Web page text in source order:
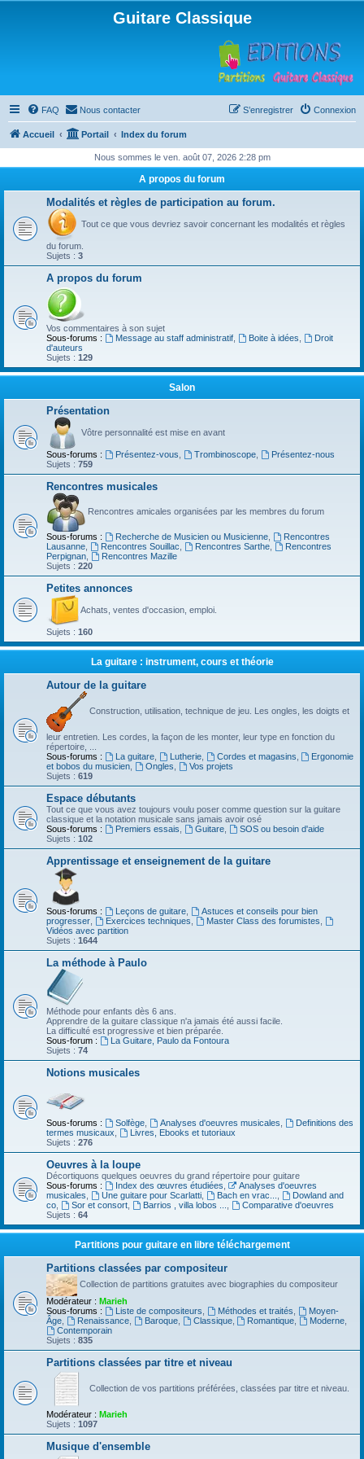
Guitare Classique
FAQ Nous contacter Connexion
S’enregistrer
Accueil Portail Index du forum
Nous sommes le ven. août 07, 2026 2:28 pm
A propos du forum
Modalités et règles de participation au forum.
Tout ce que vous devriez savoir concernant les modalités et règles
du forum.
Sujets : 3
A propos du forum
Vos commentaires à son sujet
Sous-forums :
Message au staff administratif, Boite à idées
Droit
d'auteurs
Sujets : 129
Salon
Présentation
Vôtre personnalité est mise en avant
Sous-forums : Présentez-vous Trombinoscope,
Présentez-nous
Sujets : 759
Rencontres musicales
Rencontres amicales organisées par les membres du forum
Sous-forums : Recherche de Musicien ou Musicienne,
Rencontres
Lausanne
Rencontres Souillac Rencontres Sarthe,
Rencontres
Perpignan
Rencontres Mazille
Sujets : 220
Petites annonces
Achats, ventes d'occasion, emploi.
Sujets : 160
La guitare : instrument, cours et théorie
Autour de la guitare
Construction, utilisation, technique de jeu. Les ongles, les doigts et
leur entretien. Les cordes, la façon de les monter, leur type en fonction du
répertoire, ...
Sous-forums :
La guitare, Lutherie, Cordes et magasins
Ergonomie
et bobos du musicien
Ongles
Vos projets
Sujets : 619
Espace débutants
Tout ce que vous avez toujours voulu poser comme question sur la guitare
classique et la notation musicale sans jamais avoir osé
Sous-forums :
Premiers essais Guitare,
SOS ou besoin d'aide
Sujets : 102
Apprentissage et enseignement de la guitare
Sous-forums : Leçons de guitare,
Astuces et conseils pour bien
progresser
Exercices techniques Master Class des forumistes
Vidéos avec partition
Sujets : 1644
La méthode à Paulo
Méthode pour enfants dès 6 ans.
Apprendre de la guitare classique n'a jamais été aussi facile.
La difficulté est progressive et bien préparée.
Sous-forum :
La Guitare, Paulo da Fontoura
Sujets : 74
Notions musicales
Sous-forums : Solfège, Analyses d'oeuvres musicales
Definitions des
termes musicaux
Livres, Ebooks et tutoriaux
Sujets : 276
Oeuvres à la loupe
Décortiquons quelques oeuvres du grand répertoire pour guitare
Sous-forums :
Index des œuvres étudiées
Analyses d'oeuvres
musicales
Une guitare pour Scarlatti, Bach en vrac...
Dowland and
co
Sor et consort, Barrios , villa lobos ...
Comparative d'oeuvres
Sujets : 64
Partitions pour guitare en libre téléchargement
Partitions classées par compositeur
Collection de partitions gratuites avec biographies du compositeur
Modérateur : Marieh
Sous-forums :
Liste de compositeurs Méthodes et traités
Moyen-
Âge
Renaissance, Baroque, Classique, Romantique Moderne
Contemporain
Sujets : 835
Partitions classées par titre et niveau
Collection de vos partitions préférées, classées par titre et niveau.
Modérateur : Marieh
Sujets : 1097
Musique d'ensemble